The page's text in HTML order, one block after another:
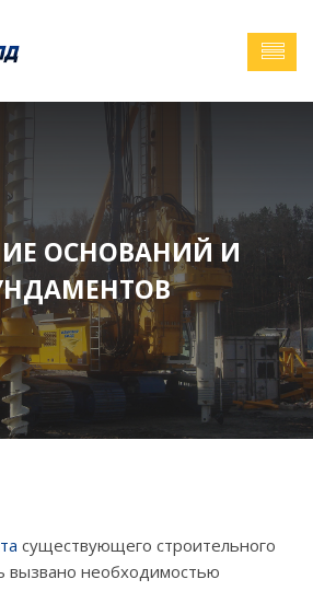
ОСНОВАНИЙ И
существующего строительного
вызвано необходимостью